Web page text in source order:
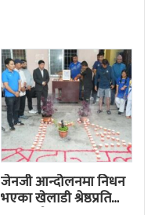
जेनजी आन्दोलनमा निधन
भएका खेलाडी श्रेष्ठप्रति